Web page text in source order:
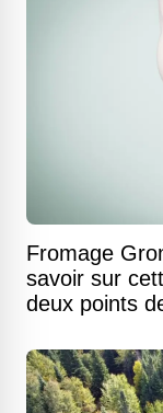
Fromage
savoir sur
deux points